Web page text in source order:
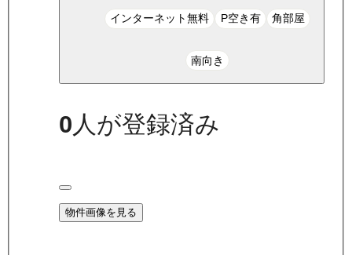
インターネット無料 P空き有 角部屋
南向き
0 人が登録済み
物件画像を見る